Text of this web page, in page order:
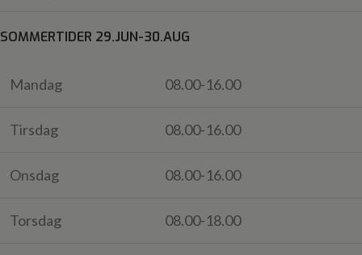
SOMMERTIDER 29.JUN-30.AUG
Mandag 08.00-16.00
Tirsdag 08.00-16.00
Onsdag 08.00-16.00
Torsdag 08.00-18.00